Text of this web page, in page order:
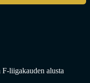
liigakauden alusta